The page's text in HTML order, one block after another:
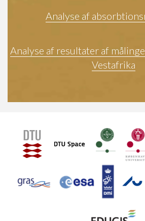
Analyse af
Analyse af resultater af
Vestafrika